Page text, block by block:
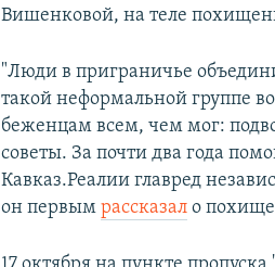
Вишенковой, на теле
"Люди в приграничье
такой неформальной группе
беженцам всем, чем мог:
советы. За почти два года
Кавказ.Реалии главред
он первымрассказал о